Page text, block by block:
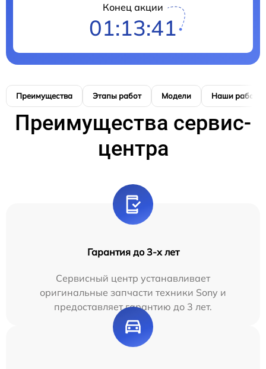
Конец акции
01:13:41
Преимущества Этапы работ Модели Наши работы
Преимущества сервис-
центра
Гарантия до 3-х лет
Сервисный центр устанавливает
оригинальные запчасти техники Sony и
предоставляет гарантию до 3 лет.